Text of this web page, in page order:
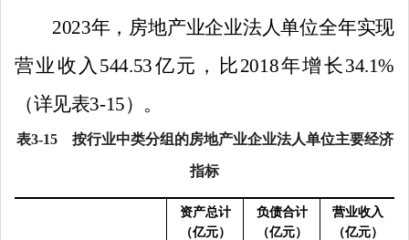
2023年，房地产业企业法人单位全年实现
营业收入 544.53亿元，比2018年增长34.1%
（详见表3-15）。
表3-15按行业中类分组的房地产业企业法人单位主要经济
指标
资产总计
（亿元）
负债合计
（亿元）
营业收入
（亿元）